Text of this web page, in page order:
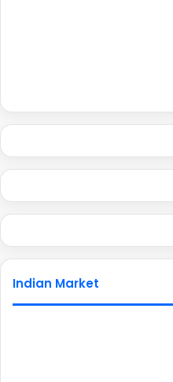
Indian Market